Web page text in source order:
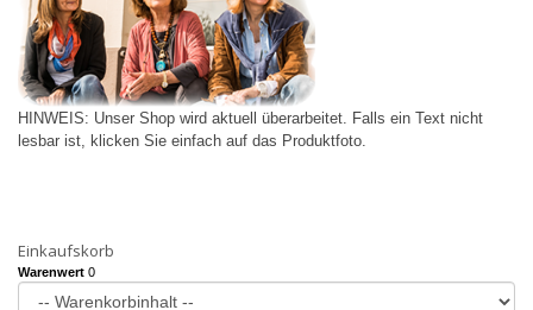
HINWEIS: Unser Shop wird aktuell überarbeitet. Falls ein Text nicht
lesbar ist, klicken Sie einfach auf das Produktfoto.
Einkaufskorb
Warenwert 0